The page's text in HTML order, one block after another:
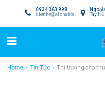
Ngoại
Tây Hồ
0934 363 998
Lienhe@alphahousing.vn
Home Tin Tức Thị trường cho